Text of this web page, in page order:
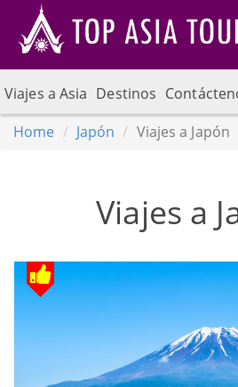
Viajes a Asia Destinos
Home
Japón Viajes a Japón
Viajes a